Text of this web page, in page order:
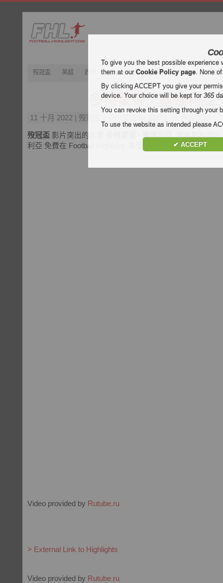
歿冠盃 英超 西甲 意甲 德甲 法甲 歿忔盃 2022
多特蒙德 - 塞維利亞
11 十月 2022 | 歿冠盃 | 多特蒙德 vs 塞維利亞 影片突出
歿冠盃 影片突出的比賽 多特蒙德 - 塞維利亞
. 觀看影片突
利亞 免費在 Football Highlight. 享受視頻和所有目標的每場
Video provided by Rutube.ru
> External Link to Highlights
Video provided by Rutube.ru
To give you the best possible
them at ourCookie Policy page. None
By clicking ACCEPT you give your
device. Your choice will be kept for365
You can revoke this setting through your
To use the website as intended please
✔ ACCEPT